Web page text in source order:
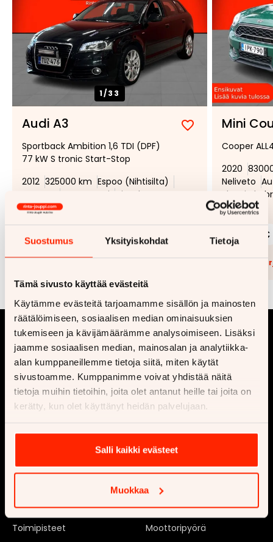
Suostumus Yksityiskohdat Tietoja
Tämä sivusto käyttää evästeitä
Käytämme evästeitä tarjoamamme sisällön ja mainosten
räätälöimiseen, sosiaalisen median ominaisuuksien
tukemiseen ja kävijämäärämme analysoimiseen. Lisäksi
jaamme sosiaalisen median, mainosalan ja analytiikka-
alan kumppaneillemme tietoja siitä, miten käytät
sivustoamme. Kumppanimme voivat yhdistää näitä
tietoja muihin tietoihin, joita olet antanut heille tai joita on
kerätty, kun olet käyttänyt heidän palvelujaan.
Salli kaikki evästeet
Muokkaa
1/33
Audi A3
Lisää
suosikiksi
Poista
suosikeista
Sportback Ambition 1,6 TDI (DPF)
77 kW S tronic Start-Stop
2012 325000 km Espoo (Nihtisilta)
Automaatti Diesel
99 € 4 500 €
Mini
Cooper
2020
Neliveto
Plug-in
249 €
Lisää
Ajankohtaista
Rekrytointi
Toimipisteet
Vaihtoautot
Uusi auto
Matkailuauto
Matkailuvaunu
Moottoripyörä